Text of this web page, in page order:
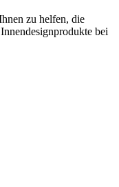
zu helfen, die
bei